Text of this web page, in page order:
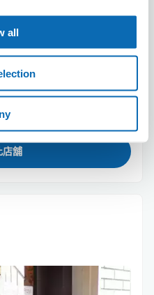
all
二 8/12三 8/13四 8/14五
店舖